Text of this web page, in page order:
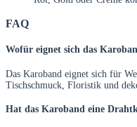
FAQ
Wofür eignet sich das
Das Karoband eignet sich für
Tischschmuck, Floristik und
Hat das Karoband eine